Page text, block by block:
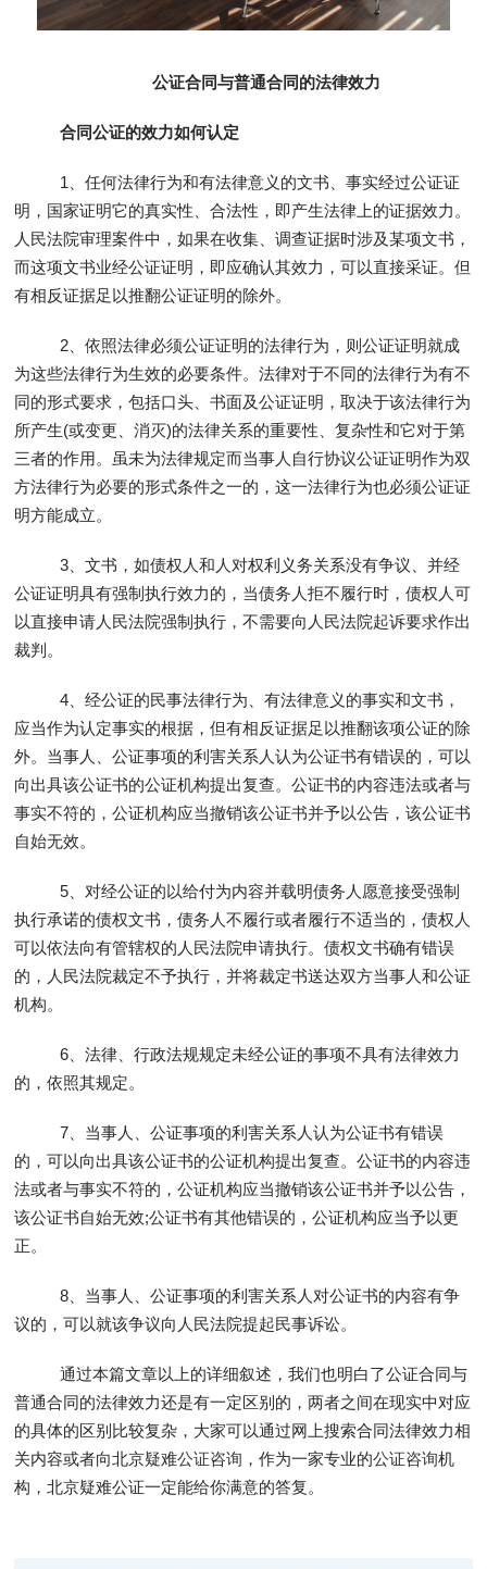
公证合同与普通合同的法律效力
合同公证的效力如何认定
1、任何法律行为和有法律意义的文书、事实经过公证证
明，国家证明它的真实性、合法性，即产生法律上的证据效力。
人民法院审理案件中，如果在收集、调查证据时涉及某项文书，
而这项文书业经公证证明，即应确认其效力，可以直接采证。但
有相反证据足以推翻公证证明的除外。
2、依照法律必须公证证明的法律行为，则公证证明就成
为这些法律行为生效的必要条件。法律对于不同的法律行为有不
同的形式要求，包括口头、书面及公证证明，取决于该法律行为
所产生(或变更、消灭)的法律关系的重要性、复杂性和它对于第
三者的作用。虽未为法律规定而当事人自行协议公证证明作为双
方法律行为必要的形式条件之一的，这一法律行为也必须公证证
明方能成立。
3、文书，如债权人和人对权利义务关系没有争议、并经
公证证明具有强制执行效力的，当债务人拒不履行时，债权人可
以直接申请人民法院强制执行，不需要向人民法院起诉要求作出
裁判。
4、经公证的民事法律行为、有法律意义的事实和文书，
应当作为认定事实的根据，但有相反证据足以推翻该项公证的除
外。当事人、公证事项的利害关系人认为公证书有错误的，可以
向出具该公证书的公证机构提出复查。公证书的内容违法或者与
事实不符的，公证机构应当撤销该公证书并予以公告，该公证书
自始无效。
5、对经公证的以给付为内容并载明债务人愿意接受强制
执行承诺的债权文书，债务人不履行或者履行不适当的，债权人
可以依法向有管辖权的人民法院申请执行。债权文书确有错误
的，人民法院裁定不予执行，并将裁定书送达双方当事人和公证
机构。
6、法律、行政法规规定未经公证的事项不具有法律效力
的，依照其规定。
7、当事人、公证事项的利害关系人认为公证书有错误
的，可以向出具该公证书的公证机构提出复查。公证书的内容违
法或者与事实不符的，公证机构应当撤销该公证书并予以公告，
该公证书自始无效;公证书有其他错误的，公证机构应当予以更
正。
8、当事人、公证事项的利害关系人对公证书的内容有争
议的，可以就该争议向人民法院提起民事诉讼。
通过本篇文章以上的详细叙述，我们也明白了公证合同与
普通合同的法律效力还是有一定区别的，两者之间在现实中对应
的具体的区别比较复杂，大家可以通过网上搜索合同法律效力相
关内容或者向北京疑难公证咨询 ，作为一家专业的公证咨询机
构，北京疑难公证一定能给你满意的答复。